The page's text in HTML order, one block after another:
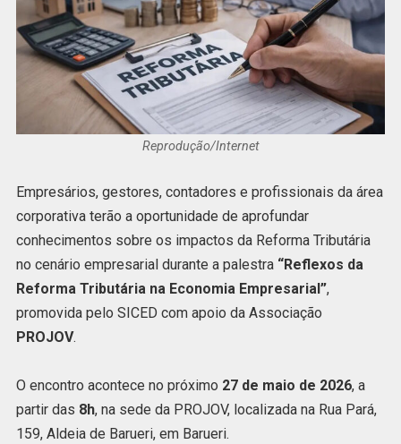
Reprodução/Internet
Empresários, gestores, contadores e profissionais da área
corporativa terão a oportunidade de aprofundar
conhecimentos sobre os impactos da Reforma Tributária
no cenário empresarial durante a palestra “Reflexos da
Reforma Tributária na Economia Empresarial”,
promovida pelo SICED com apoio da Associação
PROJOV.
O encontro acontece no próximo 27 de maio de 2026, a
partir das 8h, na sede da PROJOV, localizada na Rua Pará,
159, Aldeia de Barueri, em Barueri.